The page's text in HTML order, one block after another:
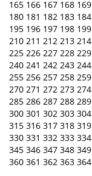
165 166 167 168 169
180 181 182 183 184
195 196 197 198 199
210 211 212 213 214
225 226 227 228 229
240 241 242 243 244
255 256 257 258 259
270 271 272 273 274
285 286 287 288 289
300 301 302 303 304
315 316 317 318 319
330 331 332 333 334
345 346 347 348 349
360 361 362 363 364